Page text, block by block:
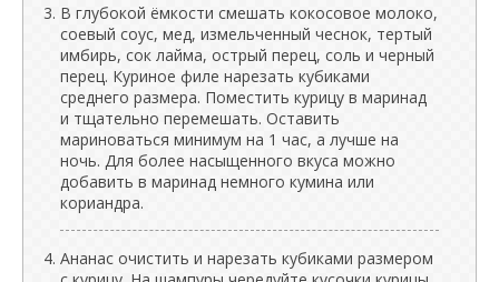
В глубокой ёмкости смешать кокосовое молоко,
соевый соус, мед, измельченный чеснок, тертый
имбирь, сок лайма, острый перец, соль и черный
перец. Куриное филе нарезать кубиками
среднего размера. Поместить курицу в маринад
и тщательно перемешать. Оставить
мариноваться минимум на 1 час, а лучше на
ночь. Для более насыщенного вкуса можно
добавить в маринад немного кумина или
кориандра.
Ананас очистить и нарезать кубиками размером